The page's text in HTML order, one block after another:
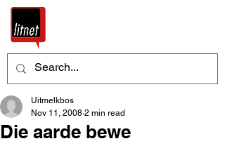
Die aarde bewe
Uitmelkbos
Nov 11, 2008 2 min read